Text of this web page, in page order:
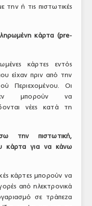
την ή τις πιστωτικές
κάρτα (pre-
κάρτες εντός
είχαν πριν από την
Περιεχομένου. Οι
μπορούν να
νέες κατά τη
την πιστωτική,
κάρτα για να κάνω
κάρτες μπορούν να
από ηλεκτρονικά
σε τράπεζα